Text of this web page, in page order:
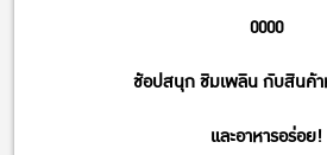
0000
ช้อปสนุก ชิมเพลิน กับสินค้
และอาหารอร่อย!